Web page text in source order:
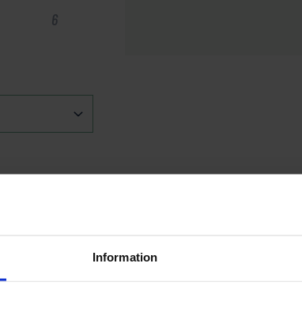
Information
6